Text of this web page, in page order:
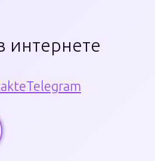
интернете
Telegram